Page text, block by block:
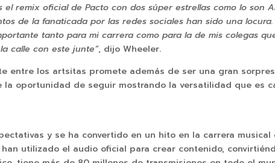
remix oficial de Pacto con dos súper estrellas como lo son
de la fanaticada por las redes sociales han sido una
tanto para mi carrera como para la de mis colegas
calle con este junte”, dijo Wheeler.
entre los artsitas promete además de ser una gran
la oportunidad de seguir mostrando la versatilidad que es
y se ha convertido en un hito en la carrera
utilizado el audio oficial para crear contenido,